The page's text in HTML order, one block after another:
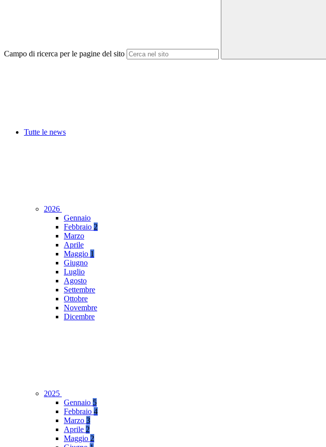
Campo di ricerca per le pagine del sito
Tutte le news
2026
Gennaio
Febbraio 2
Marzo
Aprile
Maggio 1
Giugno
Luglio
Agosto
Settembre
Ottobre
Novembre
Dicembre
2025
Gennaio 5
Febbraio 4
Marzo 3
Aprile 2
Maggio 2